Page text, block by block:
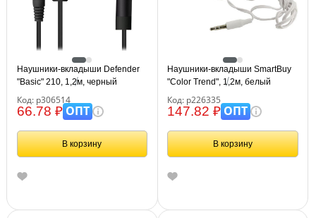
Наушники-вкладыши Defender
"Basic" 210, 1,2м, черный
Код: р306514
66.78 ₽ОПТ
В корзину
Наушники-вкладыши SmartBuy
"Color Trend", 1,2м, белый
Код: р226335
147.82 ₽ОПТ
В корзину